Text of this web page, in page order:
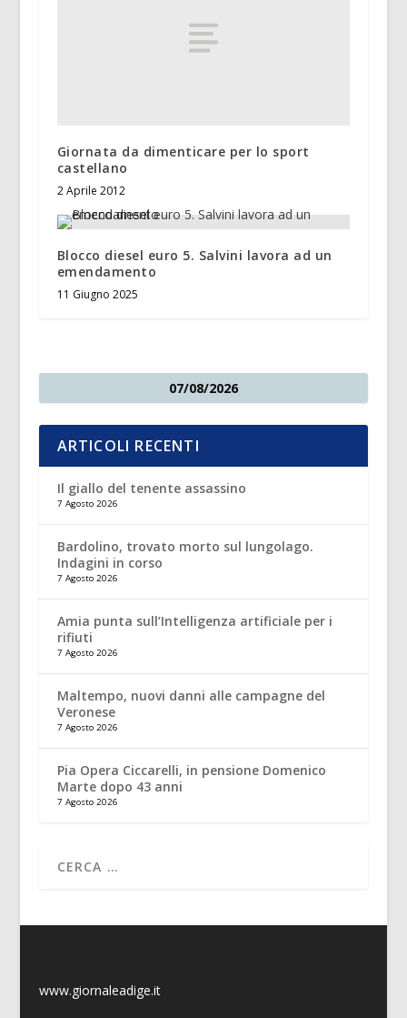
Giornata da dimenticare per lo sport
castellano
2 Aprile 2012
Blocco diesel euro 5. Salvini lavora ad un
emendamento
11 Giugno 2025
07/08/2026
ARTICOLI RECENTI
Il giallo del tenente assassino
7 Agosto 2026
Bardolino, trovato morto sul lungolago.
Indagini in corso
7 Agosto 2026
Amia punta sull’Intelligenza artificiale per i
rifiuti
7 Agosto 2026
Maltempo, nuovi danni alle campagne del
Veronese
7 Agosto 2026
Pia Opera Ciccarelli, in pensione Domenico
Marte dopo 43 anni
7 Agosto 2026
www.giornaleadige.it